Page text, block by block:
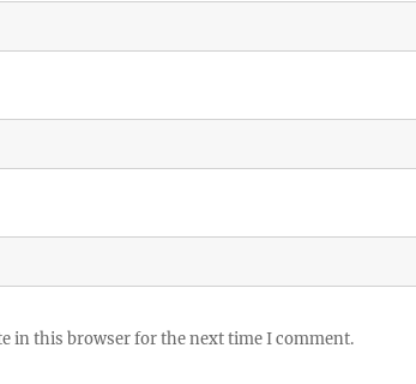
in this browser for the next time I comment.